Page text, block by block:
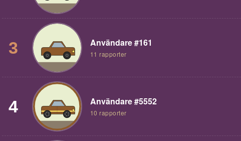
3 Användare #161
11 rapporter
4 Användare #5552
10 rapporter